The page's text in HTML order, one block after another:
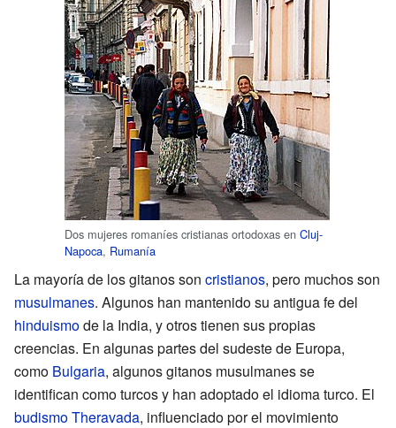
Dos mujeres romaníes cristianas ortodoxas en Cluj-
Napoca, Rumanía
La mayoría de los gitanos son cristianos, pero muchos son
musulmanes. Algunos han mantenido su antigua fe del
hinduismode la India, y otros tienen sus propias
creencias. En algunas partes del sudeste de Europa,
como Bulgaria, algunos gitanos musulmanes se
identifican como turcos y han adoptado el idioma turco. El
budismo Theravada, influenciado por el movimiento